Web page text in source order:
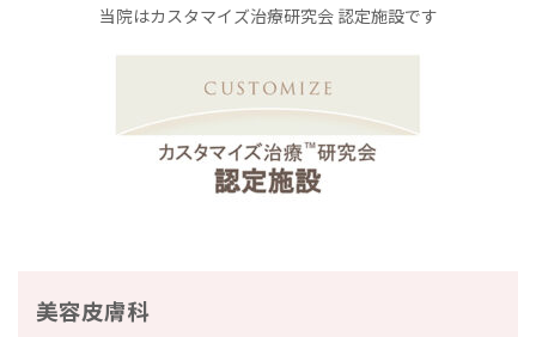
当院はカスタマイズ治療研究会 認定施設です
美容皮膚科